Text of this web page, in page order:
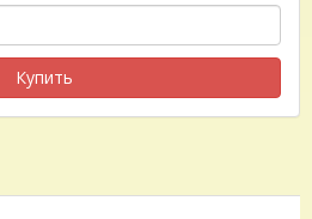
Купить